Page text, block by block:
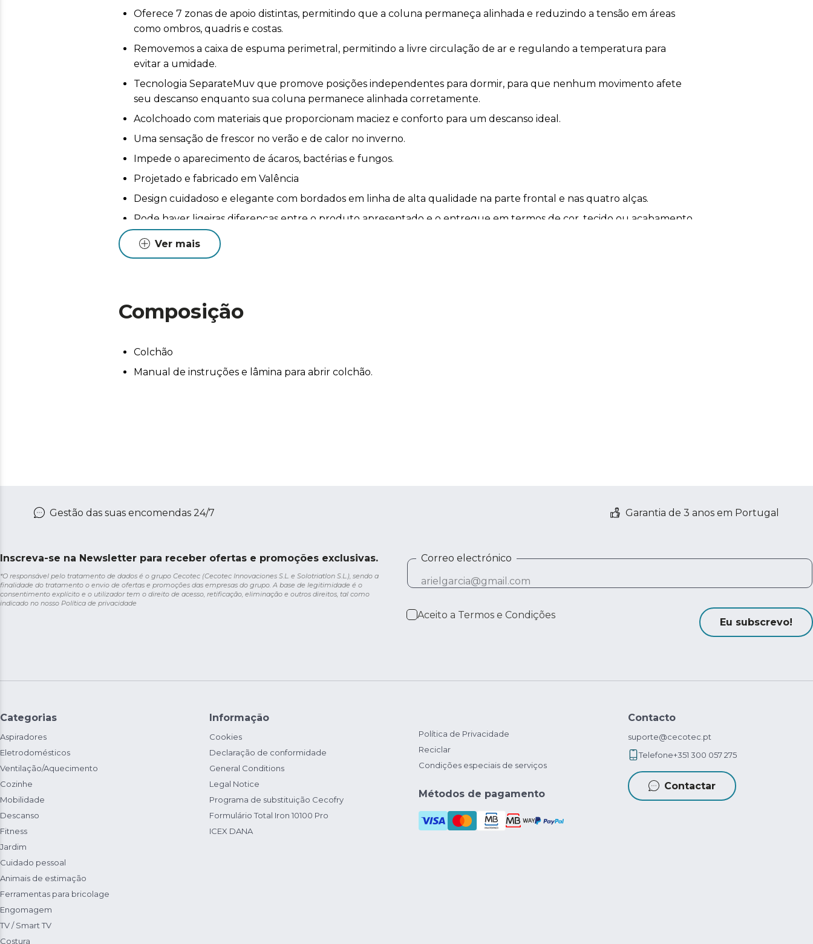
Oferece 7 zonas de apoio distintas, permitindo que a coluna permaneça alinhada e reduzindo a tensão em áreas
como ombros, quadris e costas.
Removemos a caixa de espuma perimetral, permitindo a livre circulação de ar e regulando a temperatura para
evitar a umidade.
Tecnologia SeparateMuv que promove posições independentes para dormir, para que nenhum movimento afete
seu descanso enquanto sua coluna permanece alinhada corretamente.
Acolchoado com materiais que proporcionam maciez e conforto para um descanso ideal.
Uma sensação de frescor no verão e de calor no inverno.
Impede o aparecimento de ácaros, bactérias e fungos.
Projetado e fabricado em Valência
Design cuidadoso e elegante com bordados em linha de alta qualidade na parte frontal e nas quatro alças.
Pode haver ligeiras diferenças entre o produto apresentado e o entregue em termos de cor, tecido ou acabamento.
Essas variações são normais e não afetam a qualidade ou a utilidade do produto.
Ver mais
Composição
Colchão
Manual de instruções e lâmina para abrir colchão.
Gestão das suas encomendas 24/7 Garantia de 3 anos em Portugal
Inscreva-se na Newsletter para receber ofertas e promoções exclusivas.
*O responsável pelo tratamento de dados é o grupo Cecotec (Cecotec Innovaciones S.L. e Solotriatlon S.L.), sendo a
finalidade do tratamento o envio de ofertas e promoções das empresas do grupo. A base de legitimidade é o
consentimento explícito e o utilizador tem o direito de acesso, retificação, eliminação e outros direitos, tal como
indicado no nosso Política de privacidade
Correo electrónico
Aceito a Termos e Condições
Eu subscrevo!
Categorias
Aspiradores
Eletrodomésticos
Ventilação/Aquecimento
Cozinhe
Mobilidade
Descanso
Fitness
Jardim
Cuidado pessoal
Animais de estimação
Ferramentas para bricolage
Engomagem
TV / Smart TV
Costura
Informação
Cookies
Declaração de conformidade
General Conditions
Legal Notice
Programa de substituição Cecofry
Formulário Total Iron 10100 Pro
ICEX DANA
Política de Privacidade
Reciclar
Condições especiais de serviços
Métodos de pagamento
Contacto
suporte@cecotec.pt
Telefone+351 300 057 275
Contactar